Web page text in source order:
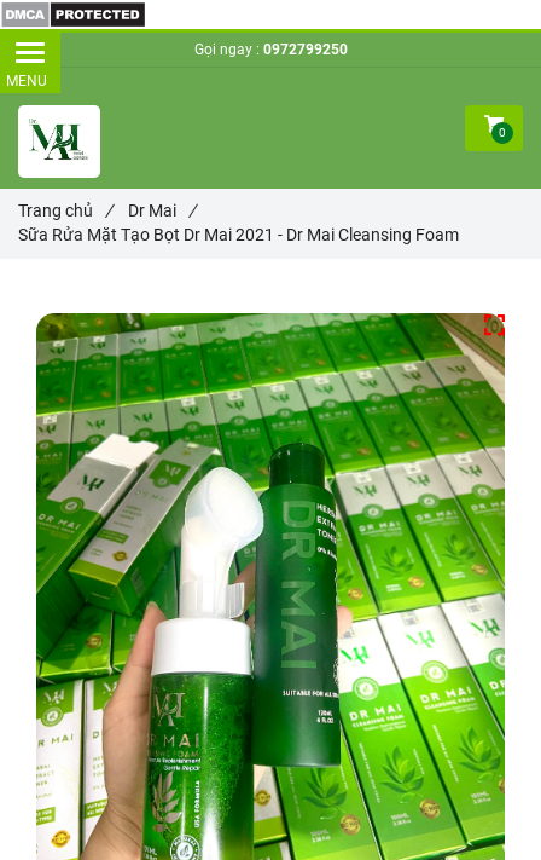
Trang chủ / Dr Mai /
Sữa Rửa Mặt Tạo Bọt Dr Mai 2021 - Dr Mai Cleansing Foam
Gọi ngay : 0972799250
0